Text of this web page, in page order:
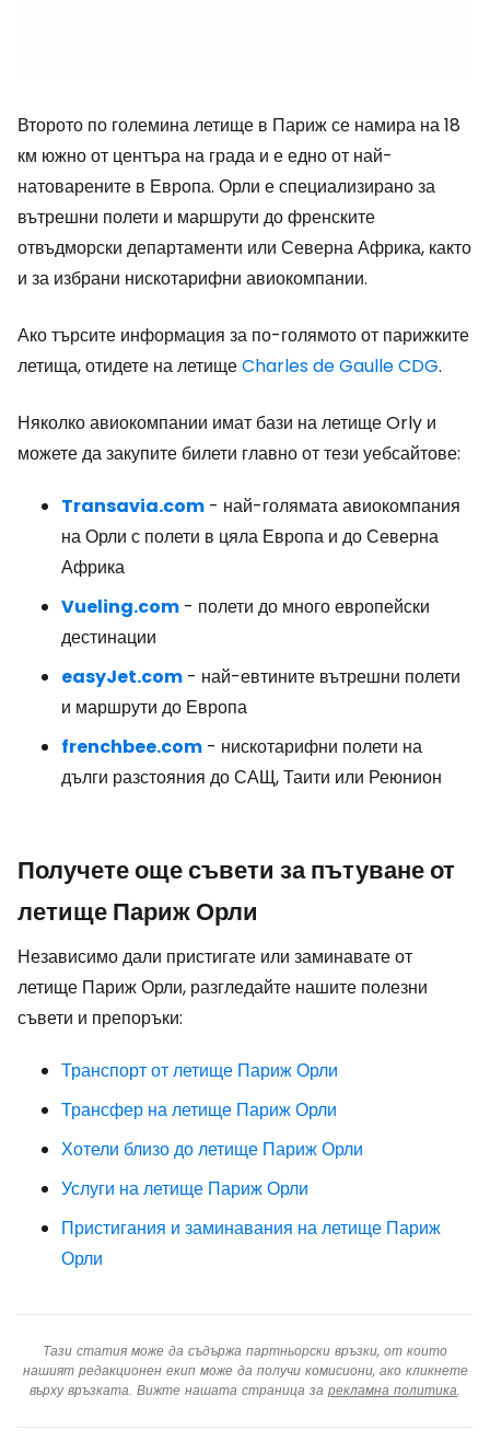
Второто по големина летище в Париж се намира на 18
км южно от центъра на града и е едно от най-
натоварените в Европа. Орли е специализирано за
вътрешни полети и маршрути до френските
отвъдморски департаменти или Северна Африка, както
и за избрани нискотарифни авиокомпании.
Ако търсите информация за по-голямото от парижките
летища, отидете на летищеCharles de Gaulle CDG.
Няколко авиокомпании имат бази на летище Orly и
можете да закупите билети главно от тези уебсайтове:
Transavia.com - най-голямата авиокомпания
на Орли с полети в цяла Европа и до Северна
Африка
Vueling.com - полети до много европейски
дестинации
easyJet.com - най-евтините вътрешни полети
и маршрути до Европа
frenchbee.com - нискотарифни полети на
дълги разстояния до САЩ, Таити или Реюнион
Получете още съвети за пътуване от
летище Париж Орли
Независимо дали пристигате или заминавате от
летище Париж Орли, разгледайте нашите полезни
съвети и препоръки:
Транспорт от летище Париж Орли
Трансфер на летище Париж Орли
Хотели близо до летище Париж Орли
Услуги на летище Париж Орли
Пристигания и заминавания на летище Париж
Орли
Тази статия може да съдържа партньорски връзки, от които
нашият редакционен екип може да получи комисиони, ако кликнете
върху връзката. Вижте нашата страница за рекламна политика.